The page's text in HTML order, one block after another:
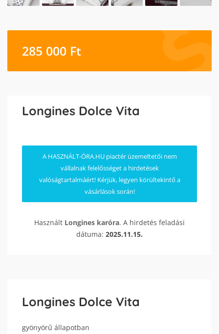
285 000 Ft
Longines Dolce Vita
A HASZNÁLT-ÓRA.HU piactér üzemeltetői nem
vállalnak felelősséget a hirdetések
valóságtartalmáért! Kérjük, legyen körültekintő a
vásárlások során!
Használt Longines karóra. A hirdetés feladási
dátuma: 2025.11.15.
Longines Dolce Vita
gyönyörű állapotban